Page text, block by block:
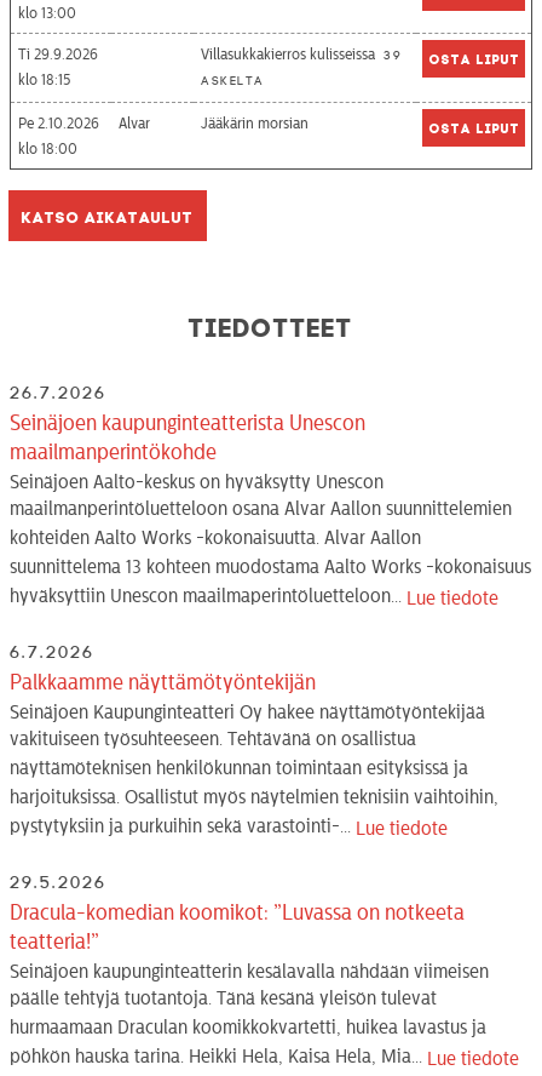
13:00
Ti 29.9.2026
18:15
Villasukkakierros kulisseissa 39
askelta
Osta liput
Pe 2.10.2026
18:00
Alvar Jääkärin morsian Osta liput
Katso aikataulut
Tiedotteet
26.7.2026
Seinäjoen kaupunginteatterista Unescon
maailmanperintökohde
Seinäjoen Aalto-keskus on hyväksytty Unescon
maailmanperintöluetteloon osana Alvar Aallon suunnittelemien
kohteiden Aalto Works -kokonaisuutta. Alvar Aallon
suunnittelema 13 kohteen muodostama Aalto Works -kokonaisuus
hyväksyttiin Unescon maailmaperintöluetteloon...
Lue tiedote
6.7.2026
Palkkaamme näyttämötyöntekijän
Seinäjoen Kaupunginteatteri Oy hakee näyttämötyöntekijää
vakituiseen työsuhteeseen. Tehtävänä on osallistua
näyttämöteknisen henkilökunnan toimintaan esityksissä ja
harjoituksissa. Osallistut myös näytelmien teknisiin vaihtoihin,
pystytyksiin ja purkuihin sekä varastointi-...
Lue tiedote
29.5.2026
Dracula-komedian koomikot: ”Luvassa on notkeeta
teatteria!”
Seinäjoen kaupunginteatterin kesälavalla nähdään viimeisen
päälle tehtyjä tuotantoja. Tänä kesänä yleisön tulevat
hurmaamaan Draculan koomikkokvartetti, huikea lavastus ja
pöhkön hauska tarina. Heikki Hela, Kaisa Hela, Mia...
Lue tiedote